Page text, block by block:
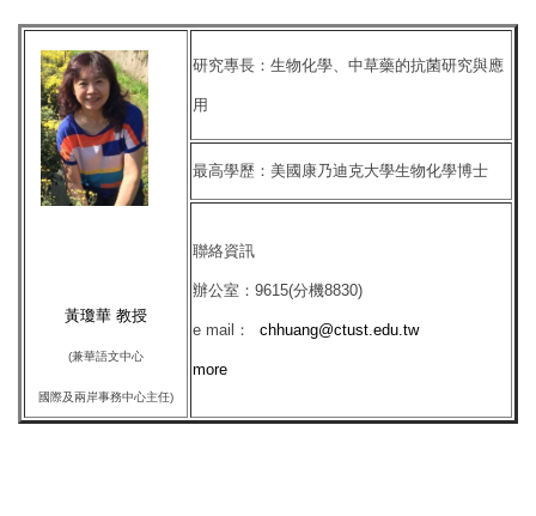
黃瓊華 教授
(兼華語文中心
國際及兩岸事務中心主任)
研究專長：生物化學、中草藥的抗菌研究與應
用
最高學歷：美國康乃迪克大學生物化學博士
聯絡資訊
辦公室：9615(分機8830)
e mail： chhuang@ctust.edu.tw
more